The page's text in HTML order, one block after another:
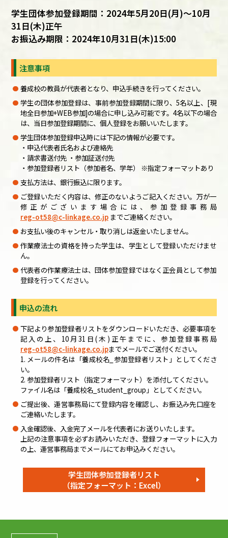
学生団体参加登録期間：2024年5月20日(月)～10月
31日(木)正午
お振込み期限：2024年10月31日(木)15:00
注意事項
養成校の教員が代表者となり、申込手続きを行ってください。
学生の団体参加登録は、事前参加登録期間に限り、5名以上、[現
地全日参加+WEB参加]の場合に申し込み可能です。4名以下の場合
は、当日参加登録期間に、個人登録をお願いいたします。
学生団体参加登録申込時には下記の情報が必要です。
・申込代表者氏名および連絡先
・請求書送付先 ・参加証送付先
・参加登録者リスト（参加者名、学年） ※指定フォーマットあり
支払方法は、銀行振込に限ります。
ご登録いただく内容は、修正のないようご記入ください。万が一
修正がございます場合には、参加登録事務局
reg-ot58@c-linkage.co.jpまでご連絡ください。
お支払い後のキャンセル・取り消しは返金いたしません。
作業療法士の資格を持った学生は、学生として登録いただけませ
ん。
代表者の作業療法士は、団体参加登録ではなく正会員として参加
登録を行ってください。
申込の流れ
下記より参加登録者リストをダウンロードいただき、必要事項を
記入の上、10月31日(木)正午までに、参加登録事務局
reg-ot58@c-linkage.co.jpまでメールでご送付ください。
1. メールの件名は「養成校名_参加登録者リスト」としてくださ
い。
2. 参加登録者リスト（指定フォーマット）を添付してください。
ファイル名は「養成校名_student_group」としてください。
ご提出後、運営事務局にて登録内容を確認し、お振込み先口座を
ご連絡いたします。
入金確認後、入金完了メールを代表者にお送りいたします。
上記の注意事項を必ずお読みいただき、登録フォーマットに入力
の上、運営事務局までメールにてお申込みください。
学生団体参加登録者リスト
（指定フォーマット：Excel）